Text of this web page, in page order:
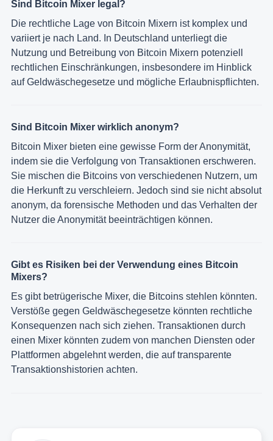
Sind Bitcoin Mixer legal?
Die rechtliche Lage von Bitcoin Mixern ist komplex und
variiert je nach Land. In Deutschland unterliegt die
Nutzung und Betreibung von Bitcoin Mixern potenziell
rechtlichen Einschränkungen, insbesondere im Hinblick
auf Geldwäschegesetze und mögliche Erlaubnispflichten.
Sind Bitcoin Mixer wirklich anonym?
Bitcoin Mixer bieten eine gewisse Form der Anonymität,
indem sie die Verfolgung von Transaktionen erschweren.
Sie mischen die Bitcoins von verschiedenen Nutzern, um
die Herkunft zu verschleiern. Jedoch sind sie nicht absolut
anonym, da forensische Methoden und das Verhalten der
Nutzer die Anonymität beeinträchtigen können.
Gibt es Risiken bei der Verwendung eines Bitcoin
Mixers?
Es gibt betrügerische Mixer, die Bitcoins stehlen könnten.
Verstöße gegen Geldwäschegesetze könnten rechtliche
Konsequenzen nach sich ziehen. Transaktionen durch
einen Mixer könnten zudem von manchen Diensten oder
Plattformen abgelehnt werden, die auf transparente
Transaktionshistorien achten.